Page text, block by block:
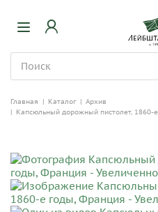
Главная | Каталог | Архив
| Капсюльный дорожный пистолет, 1860-